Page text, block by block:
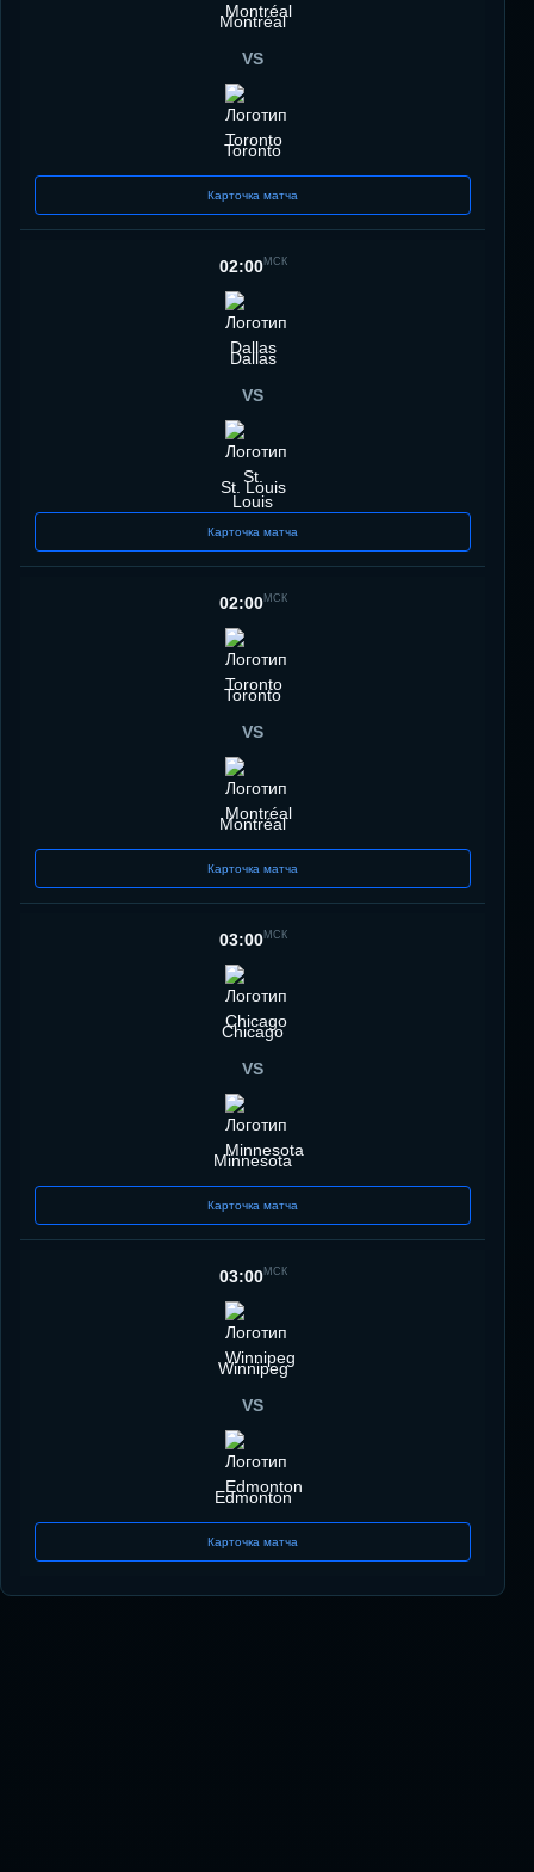
Montréal
VS
Toronto
Карточка матча
02:00МСК
Dallas
VS
St. Louis
Карточка матча
02:00МСК
Toronto
VS
Montréal
Карточка матча
03:00МСК
Chicago
VS
Minnesota
Карточка матча
03:00МСК
Winnipeg
VS
Edmonton
Карточка матча